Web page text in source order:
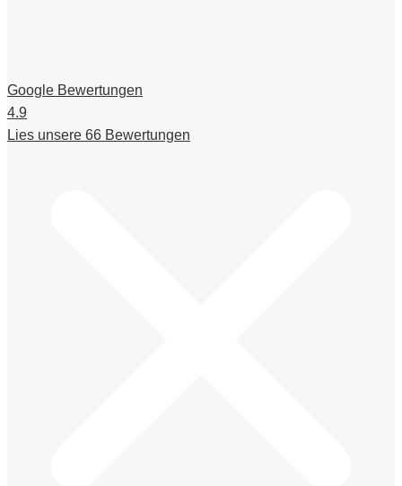
Google Bewertungen
4.9
Lies unsere 66 Bewertungen